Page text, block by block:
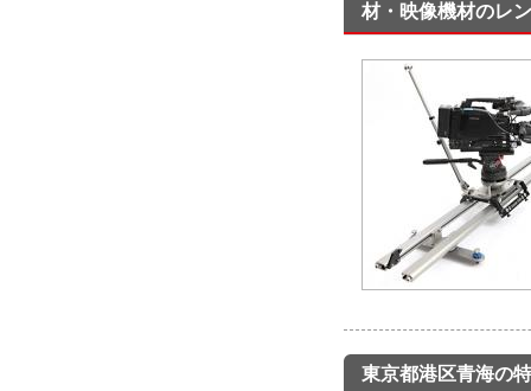
材・映像機材のレ
東京都港区青海の